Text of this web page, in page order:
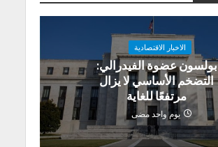
الاخبار الاقتصادية
بولسون عضوة الفيدرالي:
التضخم الأساسي لا يزال
مرتفعًا للغاية
يوم واحد مضى